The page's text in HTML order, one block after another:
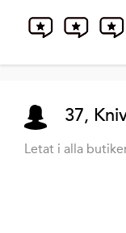
37,
Letat i alla